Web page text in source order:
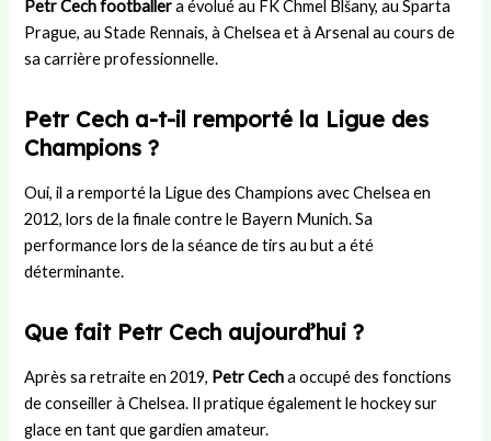
Petr Cech footballera évolué au FK Chmel Blšany, au Sparta
Prague, au Stade Rennais, à Chelsea et à Arsenal au cours de
sa carrière professionnelle.
Petr Cech a-t-il remporté la Ligue des
Champions ?
Oui, il a remporté la Ligue des Champions avec Chelsea en
2012, lors de la finale contre le Bayern Munich. Sa
performance lors de la séance de tirs au but a été
déterminante.
Que fait Petr Cech aujourd’hui ?
Après sa retraite en 2019, Petr Cecha occupé des fonctions
de conseiller à Chelsea. Il pratique également le hockey sur
glace en tant que gardien amateur.